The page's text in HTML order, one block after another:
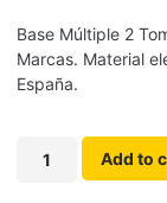
Base Múltiple 2
Marcas. Material
España.
Add to